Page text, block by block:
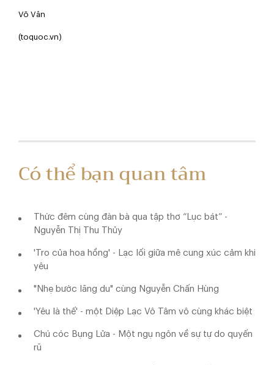
Võ Vân
(toquoc.vn)
Có thể bạn quan tâm
Thức đêm cùng đàn bà qua tập thơ “Lục bát” -
Nguyễn Thị Thu Thủy
'Tro của hoa hồng' - Lạc lối giữa mê cung xúc cảm khi
yêu
"Nhẹ bước lãng du" cùng Nguyễn Chấn Hùng
'Yêu là thế' - một Diệp Lạc Vô Tâm vô cùng khác biệt
Chú cóc Bụng Lửa - Một ngụ ngôn về sự tự do quyến
rũ